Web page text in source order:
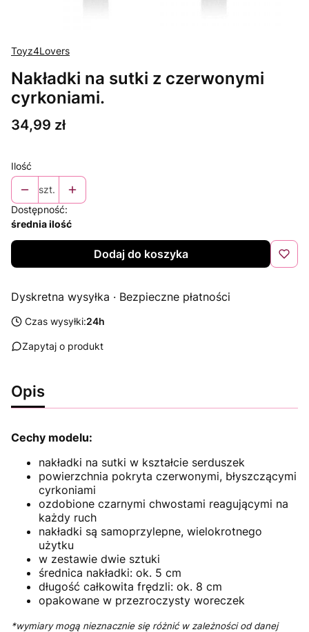
Toyz4Lovers
Nakładki na sutki z czerwonymi
cyrkoniami.
Cena
34,99 zł
Ilość
szt.
Dostępność:
średnia ilość
Dodaj do koszyka
Dyskretna wysyłka · Bezpieczne płatności
Czas wysyłki:24h
Zapytaj o produkt
Opis
Cechy modelu:
nakładki na sutki w kształcie serduszek
powierzchnia pokryta czerwonymi, błyszczącymi
cyrkoniami
ozdobione czarnymi chwostami reagującymi na
każdy ruch
nakładki są samoprzylepne, wielokrotnego
użytku
w zestawie dwie sztuki
średnica nakładki: ok. 5 cm
długość całkowita frędzli: ok. 8 cm
opakowane w przezroczysty woreczek
*wymiary mogą nieznacznie się różnić w zależności od danej